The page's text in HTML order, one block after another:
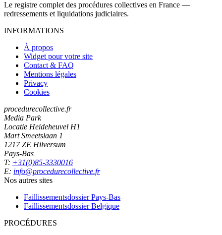
Le registre complet des procédures collectives en France —
redressements et liquidations judiciaires.
INFORMATIONS
À propos
Widget pour votre site
Contact & FAQ
Mentions légales
Privacy
Cookies
procedurecollective.fr
Media Park
Locatie Heideheuvel H1
Mart Smeetslaan 1
1217 ZE Hilversum
Pays-Bas
T: +31(0)85-3330016
E: info@procedurecollective.fr
Nos autres sites
Faillissementsdossier Pays-Bas
Faillissementsdossier Belgique
PROCÉDURES